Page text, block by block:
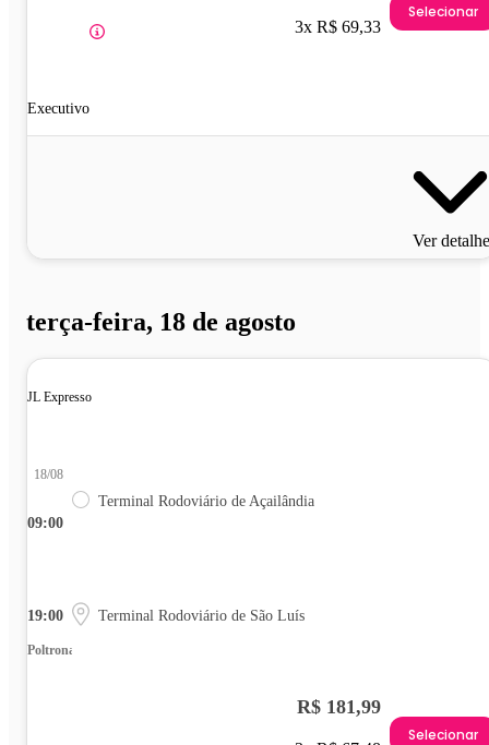
Executivo
3x R$ 69,33
Selecionar
Ver
terça-feira, 18 de agosto
JL Expresso
09:00
18/08
Terminal Rodoviário de Açailândia
19:00 Terminal Rodoviário de São Luís
Poltrona
R$ 181,99
Selecionar